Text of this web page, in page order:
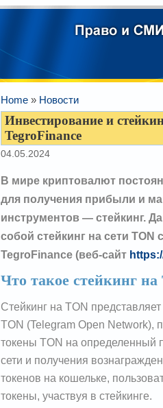
Home » Новости
Инвестирование и
TegroFinance
04.05.2024
В мире криптовалют
для получения прибыли и
инструментов — стейкинг.
собой стейкинг на сети
TegroFinance (веб-сайт
Что такое стейкинг на
Стейкинг на TON
TON (Telegram Open Network),
токены TON на определенный
сети и получения
токенов на кошельке,
токены, участвуя в стейкинге.